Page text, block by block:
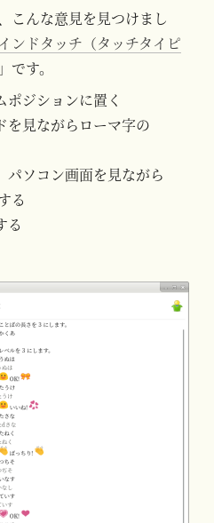
こんな意見を見つけまし
ンドタッチ（タッチタイピ
」です。
ポジションに置く
を見ながらローマ字の
パソコン画面を見ながら
る
る